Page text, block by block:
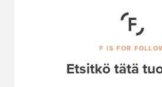
F IS FOR
Etsitkö tätä